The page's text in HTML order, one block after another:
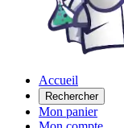
Accueil
Rechercher
Mon panier